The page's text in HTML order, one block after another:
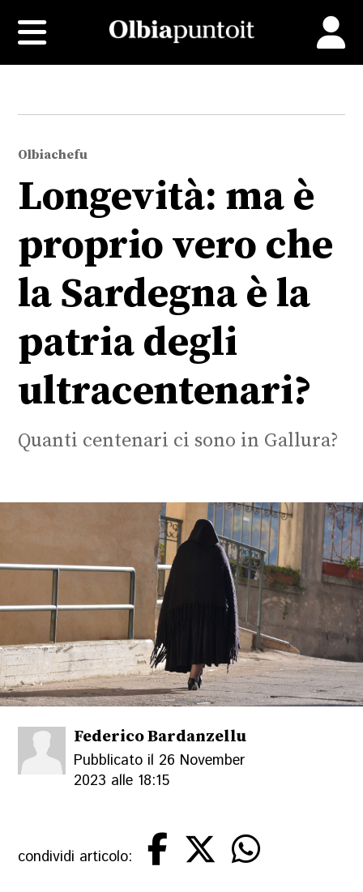
Olbiachefu
Longevità: ma è
proprio vero che
la Sardegna è la
patria degli
ultracentenari?
Quanti centenari ci sono in Gallura?
Federico Bardanzellu
Pubblicato il 26 November
2023 alle 18:15
condividi articolo: